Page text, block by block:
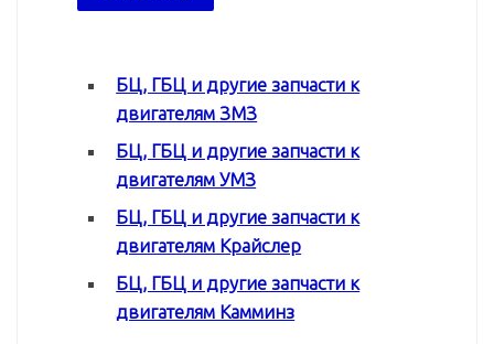
БЦ, ГБЦ и другие запчасти к
двигателям ЗМЗ
БЦ, ГБЦ и другие запчасти к
двигателям УМЗ
БЦ, ГБЦ и другие запчасти к
двигателям Крайслер
БЦ, ГБЦ и другие запчасти к
двигателям Камминз